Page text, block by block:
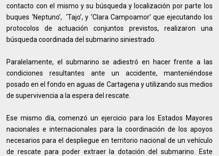
contacto con el mismo y su búsqueda y localización por parte los
buques ‘Neptuno’, ‘Tajo’, y ‘Clara Campoamor’ que ejecutando los
protocolos de actuación conjuntos previstos, realizaron una
búsqueda coordinada del submarino siniestrado.
Paralelamente, el submarino se adiestró en hacer frente a las
condiciones resultantes ante un accidente, manteniéndose
posado en el fondo en aguas de Cartagena y utilizando sus medios
de supervivencia a la espera del rescate.
Ese mismo día, comenzó un ejercicio para los Estados Mayores
nacionales e internacionales para la coordinación de los apoyos
necesarios para el despliegue en territorio nacional de un vehículo
de rescate para poder extraer la dotación del submarino. Este